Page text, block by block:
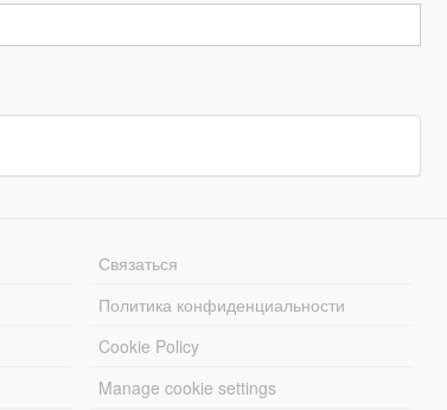
Связаться
Политика конфиденциальности
Cookie Policy
Manage cookie settings